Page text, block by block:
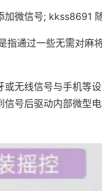
微信号; kkss8691 随
指通过一些无需对麻
无线信号与手机等
号后驱动内部微型